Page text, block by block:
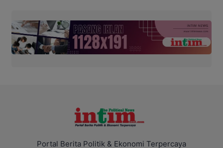
Portal Berita Politik & Ekonomi Terpercaya